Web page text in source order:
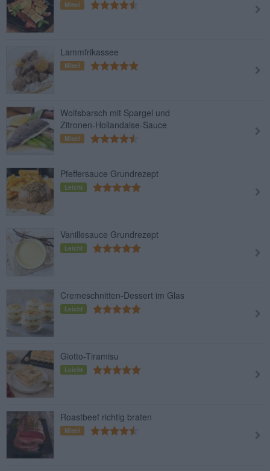
Mittel
Lammfrikassee
Mittel
Wolfsbarsch mit Spargel und
Zitronen-Hollandaise-Sauce
Mittel
Pfeffersauce Grundrezept
Leicht
Vanillesauce Grundrezept
Leicht
Cremeschnitten-Dessert im Glas
Leicht
Giotto-Tiramisu
Leicht
Roastbeef richtig braten
Mittel